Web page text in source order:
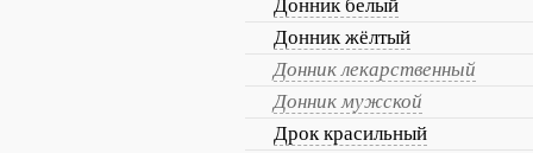
Донник белый
Донник жёлтый
Донник лекарственный
Донник мужской
Дрок красильный